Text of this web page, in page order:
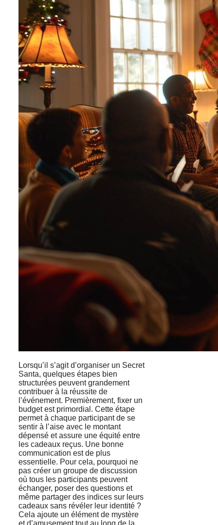
Lorsqu’il s’agit d’organiser un Secret
Santa, quelques étapes bien
structurées peuvent grandement
contribuer à la réussite de
l’événement. Premièrement, fixer un
budget est primordial. Cette étape
permet à chaque participant de se
sentir à l’aise avec le montant
dépensé et assure une équité entre
les cadeaux reçus. Une bonne
communication est de plus
essentielle. Pour cela, pourquoi ne
pas créer un groupe de discussion
où tous les participants peuvent
échanger, poser des questions et
même partager des indices sur leurs
cadeaux sans révéler leur identité ?
Cela ajoute un élément de mystère
et d’amusement tout au long de la